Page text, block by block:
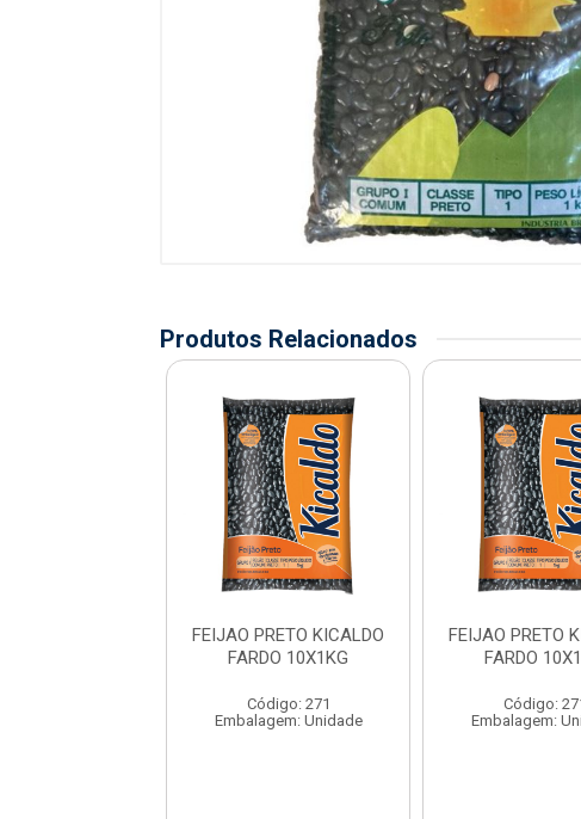
Produtos Relacionados
FEIJAO PRETO KICALDO
FARDO 10X1KG
Código: 271
Embalagem: Unidade
FEIJAO PRETO
FARDO
Código:
Embalagem: